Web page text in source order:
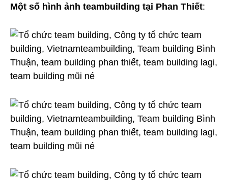
Một số hình ảnh teambuilding tại Phan Thiết: